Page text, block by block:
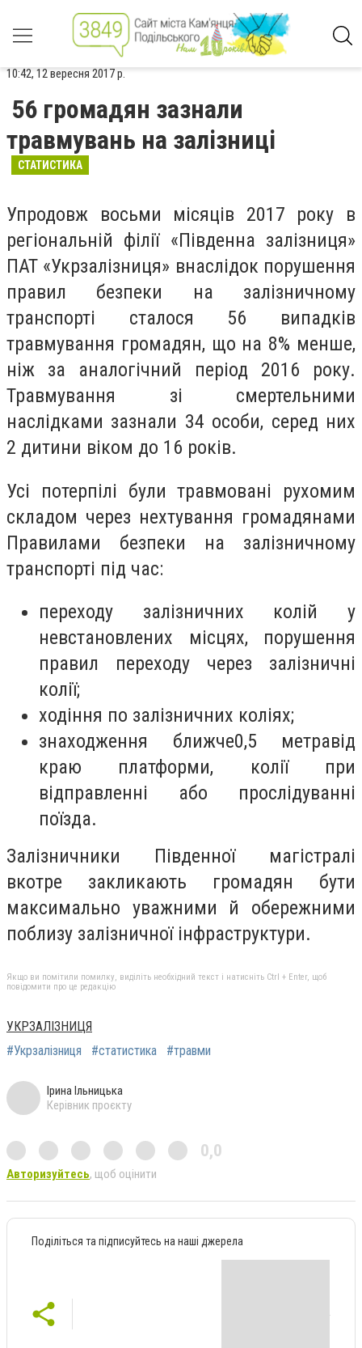
10:42, 12 вересня 2017 р.
56 громадян зазнали
травмувань на залізниці
СТАТИСТИКА
Упродовж восьми місяців 2017 року в
регіональній філії «Південна залізниця»
ПАТ «Укрзалізниця» внаслідок порушення
правил безпеки на залізничному
транспорті сталося 56 випадків
травмування громадян, що на 8% менше,
ніж за аналогічний період 2016 року.
Травмування зі смертельними
наслідками зазнали 34 особи, серед них
2 дитини віком до 16 років.
Усі потерпілі були травмовані рухомим
складом через нехтування громадянами
Правилами безпеки на залізничному
транспорті під час:
переходу залізничних колій у
невстановлених місцях, порушення
правил переходу через залізничні
колії;
ходіння по залізничних коліях;
знаходження ближче0,5 метравід
краю платформи, колії при
відправленні або прослідуванні
поїзда.
Залізничники Південної магістралі
вкотре закликають громадян бути
максимально уважними й обережними
поблизу залізничної інфраструктури.
Якщо ви помітили помилку, виділіть необхідний текст і натисніть Ctrl + Enter, щоб
повідомити про це редакцію
УКРЗАЛІЗНИЦЯ
#Укрзалізниця
#статистика #травми
Ірина Ільницька
Керівник проєкту
0,0
Авторизуйтесь, щоб оцінити
Поділіться та підписуйтесь на наші джерела